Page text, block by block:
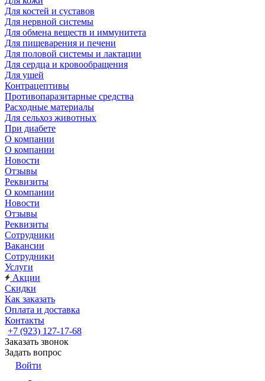
Для костей и суставов
Для нервной системы
Для обмена веществ и иммунитета
Для пищеварения и печени
Для половой системы и лактации
Для сердца и кровообращения
Для ушей
Контрацептивы
Противопаразитарные средства
Расходные материалы
Для сельхоз животных
При диабете
О компании
О компании
Новости
Отзывы
Реквизиты
О компании
Новости
Отзывы
Реквизиты
Сотрудники
Вакансии
Сотрудники
Услуги
Акции
Скидки
Как заказать
Оплата и доставка
Контакты
+7 (923) 127-17-68
Заказать звонок
Задать вопрос
Войти